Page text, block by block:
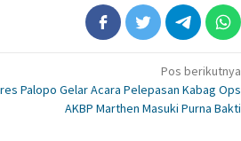
Pos berikutnya
Palopo Gelar Acara Pelepasan Kabag Ops
AKBP Marthen Masuki Purna Bakti